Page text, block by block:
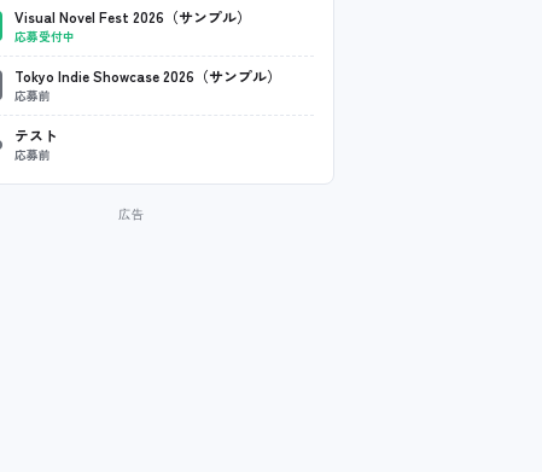
Visual Novel Fest 2026（サンプル）
応募受付中
Tokyo Indie Showcase 2026（サンプル）
応募前
テスト
応募前